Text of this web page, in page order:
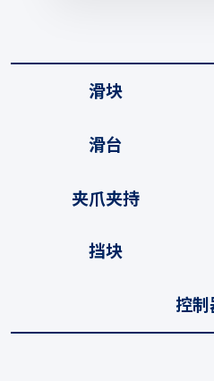
滑块
滑台
夹爪夹持
挡块
控制